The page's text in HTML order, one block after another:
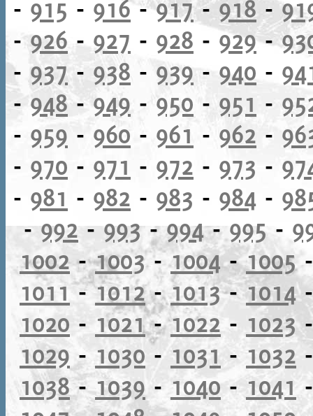
- 915 - 916-917-918 -
-926 - 927 - 928 - 929-
- 937-938 - 939- 940 -
-948-949 - 950 - 951 -
- 959 - 960 - 961 - 962 -
- 970 - 971 - 972 - 973 -
- 981 - 982 - 983 - 984 -
-992-993-994- 995 -
1002-1003-1004-1005
1011-1012-1013-1014
1020 - 1021-1022 - 1023
1029 -1030- 1031 -1032
1038-1039 - 1040- 1041